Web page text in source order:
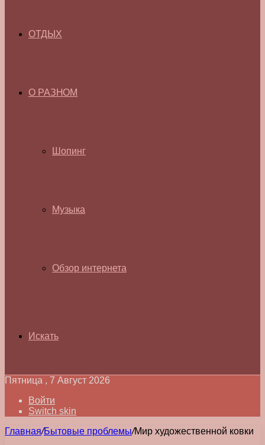
ОТДЫХ
О РАЗНОМ
Шопинг
Музыка
Обзор интернета
Искать
Пятница , 7 Август 2026
Войти
Switch skin
Главная/Бытовые проблемы/Мир художественной ковки